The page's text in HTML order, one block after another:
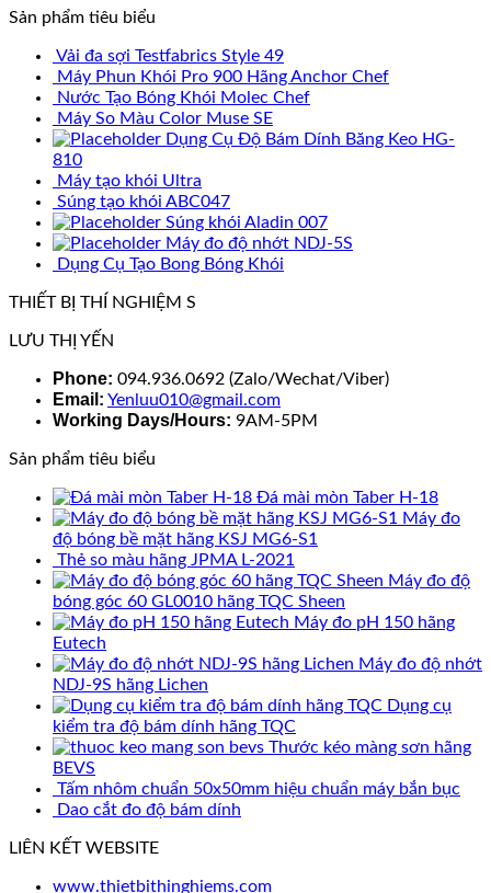
Sản phẩm tiêu biểu
Vải đa sợi Testfabrics Style 49
Máy Phun Khói Pro 900 Hãng Anchor Chef
Nước Tạo Bóng Khói Molec Chef
Máy So Màu Color Muse SE
Dụng Cụ Độ Bám Dính Băng Keo HG-
810
Máy tạo khói Ultra
Súng tạo khói ABC047
Súng khói Aladin 007
Máy đo độ nhớt NDJ-5S
Dụng Cụ Tạo Bong Bóng Khói
THIẾT BỊ THÍ NGHIỆM S
LƯU THỊ YẾN
Phone: 094.936.0692 (Zalo/Wechat/Viber)
Email: Yenluu010@gmail.com
Working Days/Hours: 9AM-5PM
Sản phẩm tiêu biểu
Đá mài mòn Taber H-18
Máy đo
độ bóng bề mặt hãng KSJ MG6-S1
Thẻ so màu hãng JPMA L-2021
Máy đo độ
bóng góc 60 GL0010 hãng TQC Sheen
Máy đo pH 150 hãng
Eutech
Máy đo độ nhớt
NDJ-9S hãng Lichen
Dụng cụ
kiểm tra độ bám dính hãng TQC
Thước kéo màng sơn hãng
BEVS
Tấm nhôm chuẩn 50x50mm hiệu chuẩn máy bắn bục
Dao cắt đo độ bám dính
LIÊN KẾT WEBSITE
www.thietbithinghiems.com